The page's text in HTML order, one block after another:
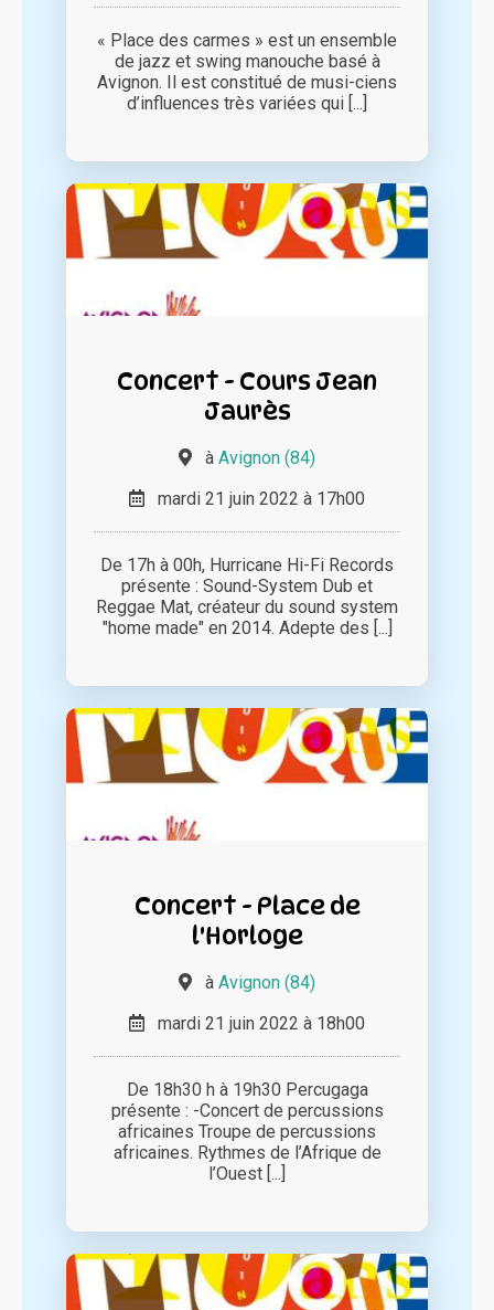
« Place des carmes » est un ensemble
de jazz et swing manouche basé à
Avignon. Il est constitué de musi-ciens
d’influences très variées qui [...]
Concert - Cours Jean
Jaurès
à Avignon (84)
mardi 21 juin 2022 à 17h00
De 17h à 00h, Hurricane Hi-Fi Records
présente : Sound-System Dub et
Reggae Mat, créateur du sound system
"home made" en 2014. Adepte des [...]
Concert - Place de
l'Horloge
à Avignon (84)
mardi 21 juin 2022 à 18h00
De 18h30 h à 19h30 Percugaga
présente : -Concert de percussions
africaines Troupe de percussions
africaines. Rythmes de l’Afrique de
l’Ouest [...]